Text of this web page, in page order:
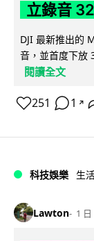
立錄音
DJI 最新推出的
音，並首度下放
閱讀全文
251 1 ↗
科技娛樂 生
Lawton 1 日